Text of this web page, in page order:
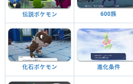
伝説ポケモン 600族
化石ポケモン 進化条件